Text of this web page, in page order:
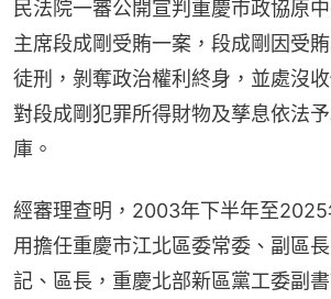
民法院一審公開宣判重慶市政協原
主席段成剛受賄一案，段成剛因受
徒刑，剝奪政治權利終身，並處沒
對段成剛犯罪所得財物及孳息依法
庫。
經審理查明，2003年下半年至2025
用擔任重慶市江北區委常委、副區
記、區長，重慶北部新區黨工委副